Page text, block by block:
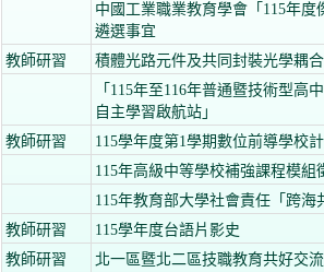
中國工業職業教育學會「115年度
遴選事宜
教師研習 積體光路元件及共同封裝光學耦
「115年至116年普通暨技術型高
自主學習啟航站」
教師研習 115學年度第1學期數位前導學校
115年高級中等學校補強課程模組
115年教育部大學社會責任「跨海
教師研習 115學年度台語片影史
教師研習 北一區暨北二區技職教育共好交